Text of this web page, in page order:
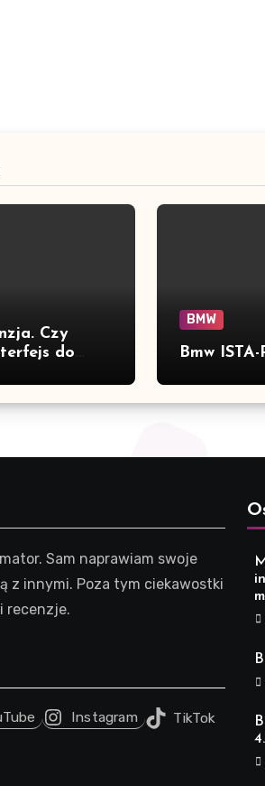
Czy
do
BMW
Bmw ISTA-
Sam naprawiam swoje
z innymi. Poza tym ciekawostki
recenzje.
Instagram TikTok